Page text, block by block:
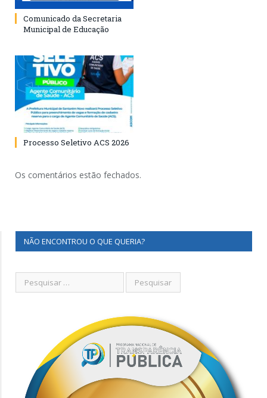
Comunicado da Secretaria
Municipal de Educação
Processo Seletivo ACS 2026
Os comentários estão fechados.
NÃO ENCONTROU O QUE QUERIA?